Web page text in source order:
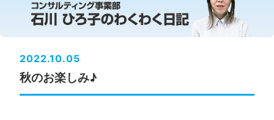
2022.10.05
秋のお楽しみ♪